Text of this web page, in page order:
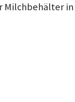
Milchbehälter in